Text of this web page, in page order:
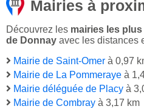
Mairies à
Découvrez les mairies les
de Donnay avec les distances
Mairie de Saint-Omer à 0,97
Mairie de La Pommeraye à
Mairie déléguée de Placy à
Mairie de Combray à 3,17 km